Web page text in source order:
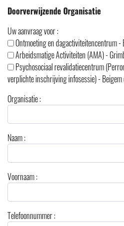
Woonvormen
Aanmelden
C.A.P.R
Contact
Bereikbaarheid
Brochures
Doorverwijzende Organisatie
Uw aanvraag voor :
Ontmoeting en dagactiviteitencentrum -
Arbeidsmatige Activiteiten (AMA) -
Psychosociaal revalidatiecentrum
verplichte inschrijving infosessie) - Beigem
Organisatie :
Naam :
Voornaam :
Telefoonnummer :